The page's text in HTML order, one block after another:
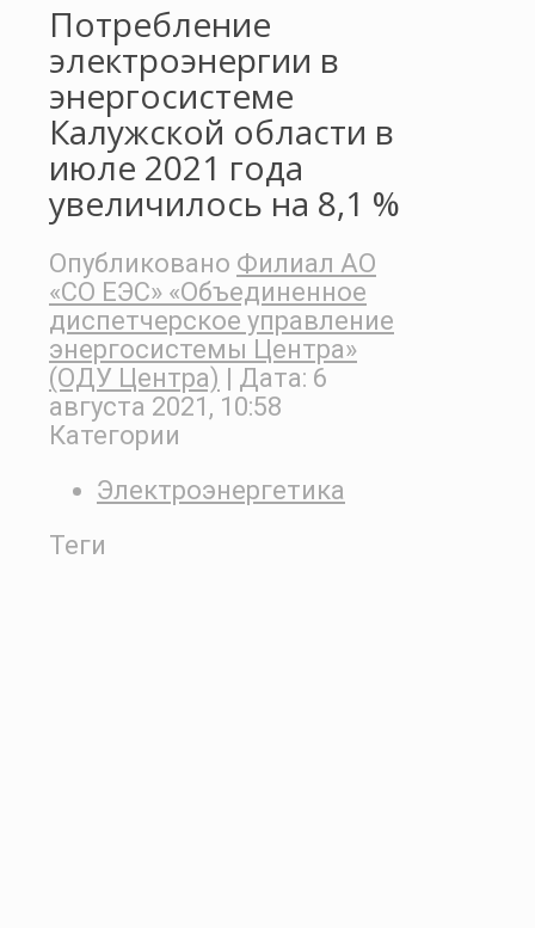
Потребление
электроэнергии в
энергосистеме
Калужской области в
июле 2021 года
увеличилось на 8,1 %
Опубликовано Филиал АО
«СО ЕЭС» «Объединенное
диспетчерское управление
энергосистемы Центра»
(ОДУ Центра) | Дата: 6
августа 2021, 10:58
Категории
Электроэнергетика
Теги